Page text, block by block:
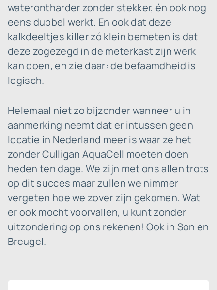
waterontharder zonder stekker, én ook nog
eens dubbel werkt. En ook dat deze
kalkdeeltjes killer zó klein bemeten is dat
deze zogezegd in de meterkast zijn werk
kan doen, en zie daar: de befaamdheid is
logisch.
Helemaal niet zo bijzonder wanneer u in
aanmerking neemt dat er intussen geen
locatie in Nederland meer is waar ze het
zonder Culligan AquaCell moeten doen
heden ten dage. We zijn met ons allen trots
op dit succes maar zullen we nimmer
vergeten hoe we zover zijn gekomen. Wat
er ook mocht voorvallen, u kunt zonder
uitzondering op ons rekenen! Ook in Son en
Breugel.